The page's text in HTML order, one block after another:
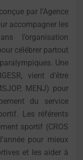
par l’Agence
accompagner les
l’organisation
célébrer partout
Une
vient d’être
MENJ) pour
du service
Les référents
sportif (CROS
pour mieux
et les aider à